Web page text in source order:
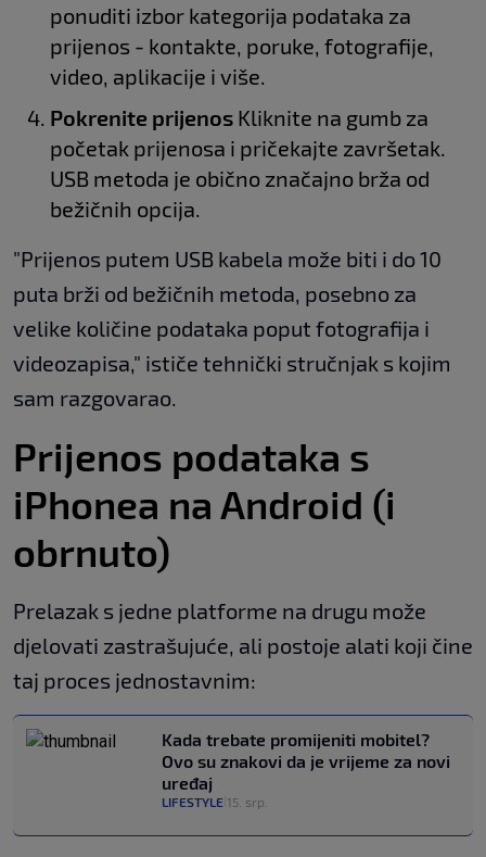
ponuditi izbor kategorija podataka za
prijenos - kontakte, poruke, fotografije,
video, aplikacije i više.
Pokrenite prijenos Kliknite na gumb za
početak prijenosa i pričekajte završetak.
USB metoda je obično značajno brža od
bežičnih opcija.
"Prijenos putem USB kabela može biti i do 10
puta brži od bežičnih metoda, posebno za
velike količine podataka poput fotografija i
videozapisa," ističe tehnički stručnjak s kojim
sam razgovarao.
Prijenos podataka s
iPhonea na Android (i
obrnuto)
Prelazak s jedne platforme na drugu može
djelovati zastrašujuće, ali postoje alati koji čine
taj proces jednostavnim:
Kada trebate promijeniti mobitel?
Ovo su znakovi da je vrijeme za novi
uređaj
LIFESTYLE 15. srp.